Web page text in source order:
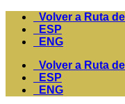
Volver a Ruta
ESP
ENG
Volver a Ruta
ESP
ENG